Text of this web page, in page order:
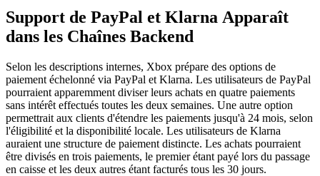
Support de PayPal et Klarna Apparaît
dans les Chaînes Backend
Selon les descriptions internes, Xbox prépare des options de
paiement échelonné via PayPal et Klarna. Les utilisateurs de PayPal
pourraient apparemment diviser leurs achats en quatre paiements
sans intérêt effectués toutes les deux semaines. Une autre option
permettrait aux clients d'étendre les paiements jusqu'à 24 mois, selon
l'éligibilité et la disponibilité locale. Les utilisateurs de Klarna
auraient une structure de paiement distincte. Les achats pourraient
être divisés en trois paiements, le premier étant payé lors du passage
en caisse et les deux autres étant facturés tous les 30 jours.